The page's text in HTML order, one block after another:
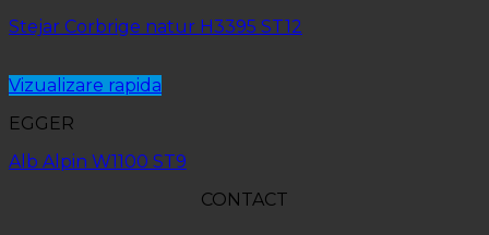
Stejar Corbrige natur H3395 ST12
Vizualizare rapida
EGGER
Alb Alpin W1100 ST9
CONTACT